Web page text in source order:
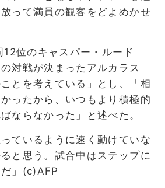
って満員の観客をどよめかせ
位のキャスパー・ルード
対戦が決まったアルカラス
とを考えている」とし、「相
ったから、いつもより積極的
ならなかった」と述べた。
っているように速く動けていな
と思う。試合中はステップに
」(c)AFP